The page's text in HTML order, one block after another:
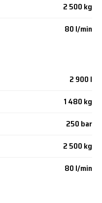
2 500 kg
80 l/min
2 900 l
1 480 kg
250 bar
2 500 kg
80 l/min